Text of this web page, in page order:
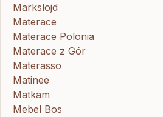
Markslojd
Materace
Materace Polonia
Materace z Gór
Materasso
Matinee
Matkam
Mebel Bos